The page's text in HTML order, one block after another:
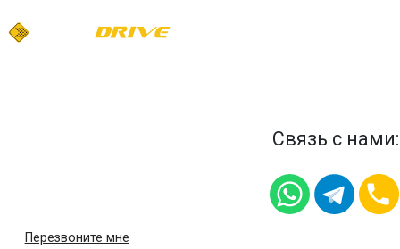
Связь с нами:
Перезвоните мне